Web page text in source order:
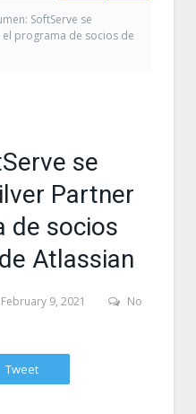
SoftServe se
el programa de socios de
se
Partner
de socios
Atlassian
February 9, 2021
No
Tweet